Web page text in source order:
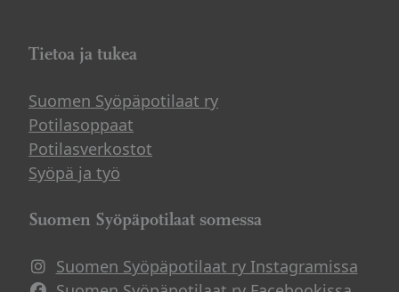
Tietoa ja tukea
Suomen Syöpäpotilaat ry
Potilasoppaat
Potilasverkostot
Syöpä ja työ
Suomen Syöpäpotilaat somessa
Suomen Syöpäpotilaat ry Instagramissa